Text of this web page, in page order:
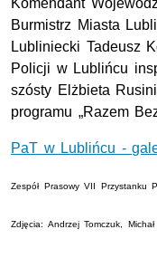
Komendant
Burmistrz Miasta
Lubliniecki Tadeusz
Policji w Lublińcu
szósty Elżbieta
programu „Razem
PaT w Lublińcu -
Zespół Prasowy VII Przystanku
Zdjęcia: Andrzej Tomczuk,